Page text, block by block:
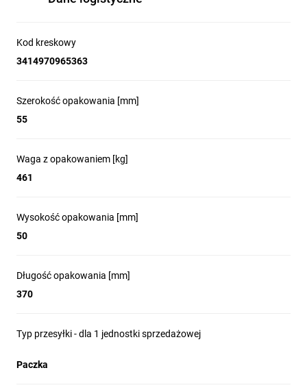
Kod kreskowy
3414970965363
Szerokość opakowania [mm]
55
Waga z opakowaniem [kg]
461
Wysokość opakowania [mm]
50
Długość opakowania [mm]
370
Typ przesyłki - dla 1 jednostki sprzedażowej
Paczka